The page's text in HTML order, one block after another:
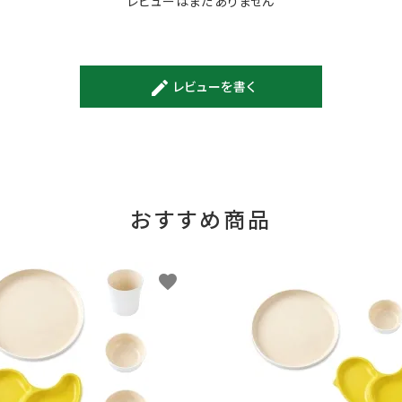
create レビューを書く
おすすめ商品
favorite